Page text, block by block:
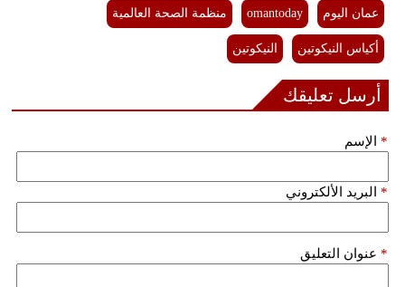
عمان اليوم omantoday منظمة الصحة العالمية
أكياس النيكوتين النيكوتين
أرسل تعليقك
الإسم *
البريد الألكتروني *
عنوان التعليق *